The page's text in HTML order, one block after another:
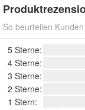
So beurteilen
5 Sterne:
4 Sterne:
3 Sterne:
2 Sterne:
1 Stern: